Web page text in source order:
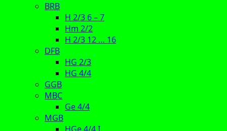
BRB
H 2/3 6 – 7
Hm 2/2
H 2/3 12 … 16
DFB
HG 2/3
HG 4/4
GGB
MBC
Ge 4/4
MGB